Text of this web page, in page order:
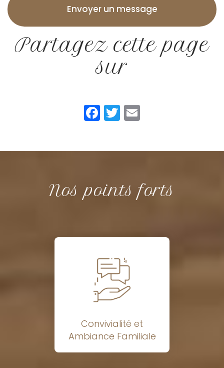
Envoyer un message
Partagez cette page
sur
Facebook
Twitter
Nos points forts
Convivialité et
Ambiance Familiale